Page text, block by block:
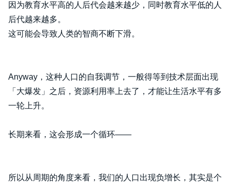
因为教育水平高的人后代会越来越少，同时教育水平低的人
后代越来越多。
这可能会导致人类的智商不断下滑。
Anyway，这种人口的自我调节，一般得等到技术层面出现
「大爆发」之后，资源利用率上去了，才能让生活水平有多
一轮上升。
长期来看，这会形成一个循环——
所以从周期的角度来看，我们的人口出现负增长，其实是个